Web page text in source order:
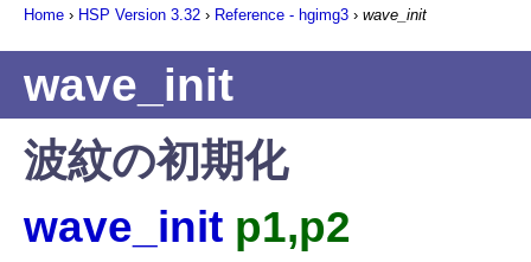
Home › HSP Version 3.32 › Reference - hgimg3 › wave_init
wave_init
波紋の初期化
wave_init p1,p2